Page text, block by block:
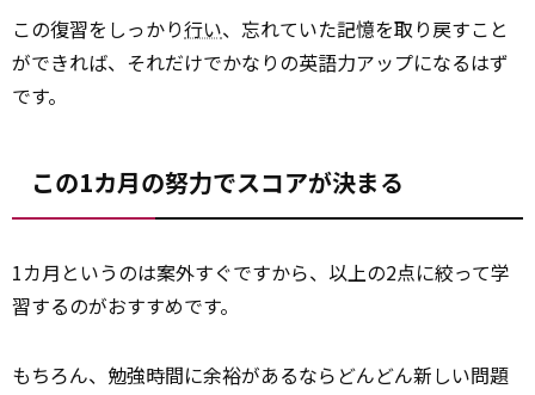
この復習をしっかり行い、忘れていた記憶を取り戻すこと
ができれば、それだけでかなりの英語力アップになるはず
です。
この1カ月の努力でスコアが決まる
1カ月というのは案外すぐですから、以上の2点に絞って学
習するのがおすすめです。
もちろん、勉強時間に余裕があるならどんどん新しい問題